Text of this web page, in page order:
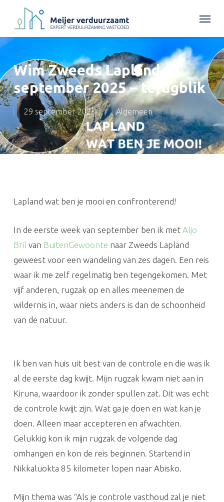
main
Menu
Wim Zweeds Lapland
september 2025 – terugblik
29 september 2025 Algemeen
Lapland wat ben je mooi en confronterend!
In de eerste week van september ben ik met Aljo
Bril van BuitenGewoonte naar Zweeds Lapland
geweest voor een wandeling van zes dagen. Een reis
waar ik me zelf regelmatig ben tegengekomen. Met
vijf anderen, rugzak op en alles meenemen de
wildernis in, waar niets anders is dan de schoonheid
van de natuur.
Ik ben van huis uit best van de controle en die was ik
al de eerste dag kwijt. Mijn rugzak kwam niet aan in
Kiruna, waardoor ik zonder spullen zat. Dit was echt
de controle kwijt zijn. Wat ga je doen en wat kan je
doen. Alleen maar accepteren en afwachten.
Gelukkig kon ik mijn rugzak de volgende dag
omhangen en kon de reis beginnen. Startend in
Nikkaluokta 85 kilometer lopen naar Abisko.
Mijn thema was “Als je controle vasthoud zal je niet